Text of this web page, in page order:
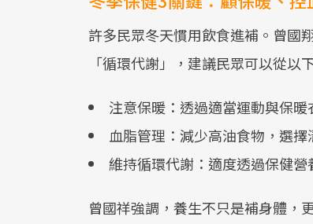
許多民眾冬天慣用飲食進補。曾國
「循環代謝」，建議民眾可以從以
注意保暖：透過適當運動與保
血脂管理：減少高油食物，選
維持循環代謝：適度透過保健
曾國祥強調，養生不只是補身體，